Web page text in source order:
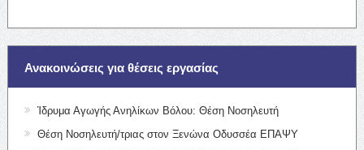
Ανακοινώσεις για θέσεις εργασίας
Ίδρυμα Αγωγής Ανηλίκων Βόλου: Θέση Νοσηλευτή
Θέση Νοσηλευτή/τριας στον Ξενώνα Οδυσσέα ΕΠΑΨΥ